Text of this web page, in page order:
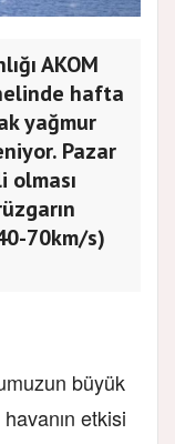
AKOM
hafta
yağmur
Pazar
70km/s)
büyük
etkisi